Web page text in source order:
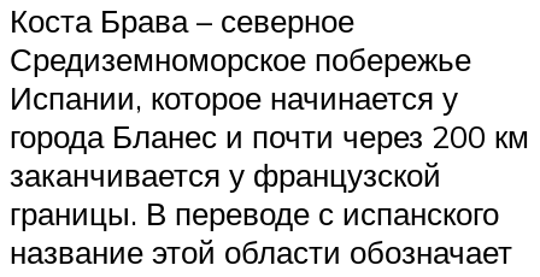
Коста Брава – северное
Средиземноморское побережье
Испании, которое начинается у
города Бланес и почти через 200 км
заканчивается у французской
границы. В переводе с испанского
название этой области обозначает